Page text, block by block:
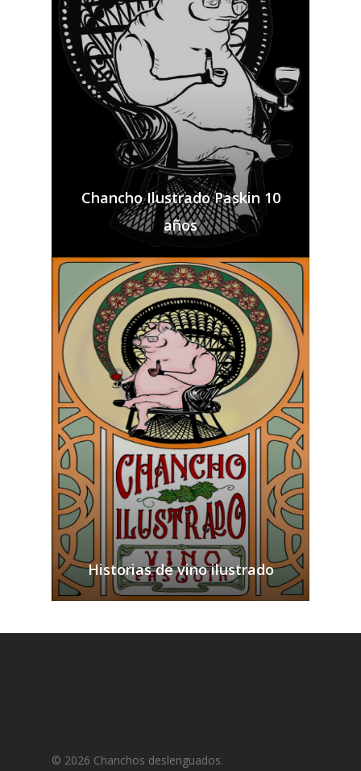
Chancho Ilustrado Paskin 10
años
Historias de vino ilustrado
© 2026 Chanchos deslenguados.